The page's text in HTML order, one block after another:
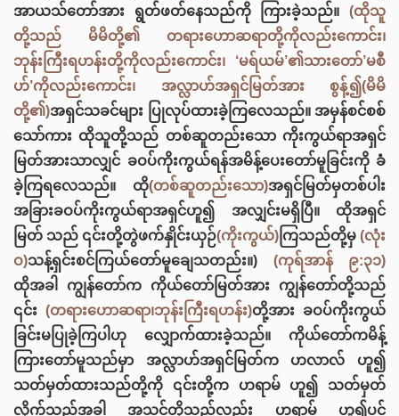
အာယသ်တော်အား ရွတ်ဖတ်နေသည်ကို ကြားခဲ့သည်။ (ထိုသူ
တို့သည် မိမိတို့၏ တရားဟောဆရာတို့ကိုလည်းကောင်း၊
ဘုန်းကြီးရဟန်းတို့ကိုလည်းကောင်း၊ ‘မရ်ယမ်’၏သားတော်’မစီ
ဟ်’ကိုလည်းကောင်း၊ အလ္လာဟ်အရှင်မြတ်အား စွန့်၍(မိမိ
တို့၏)အရှင်သခင်များ ပြုလုပ်ထားခဲ့ကြလေသည်။ အမှန်စင်စစ်
သော်ကား ထိုသူတို့သည် တစ်ဆူတည်းသော ကိုးကွယ်ရာအရှင်
မြတ်အားသာလျှင် ခဝပ်ကိုးကွယ်ရန်အမိန့်ပေးတော်မူခြင်းကို ခံ
ခဲ့ကြရလေသည်။ ထို(တစ်ဆူတည်းသော)အရှင်မြတ်မှတစ်ပါး
အခြားခဝပ်ကိုးကွယ်ရာအရှင်ဟူ၍ အလျှင်းမရှိပြီ။ ထိုအရှင်
မြတ် သည် ၎င်းတို့တွဲဖက်နှိုင်းယှဉ်(ကိုးကွယ်) ကြသည်တို့မှ (လုံး
ဝ)သန့်ရှင်းစင်ကြယ်တော်မူချေသတည်း။) (ကုရ်အာန် ၉:၃၁)
ထိုအခါ ကျွန်တော်က ကိုယ်တော်မြတ်အား ကျွန်တော်တို့သည်
၎င်း (တရားဟောဆရာ၊ဘုန်းကြီးရဟန်း)တို့အား ခဝပ်ကိုးကွယ်
ခြင်းမပြုခဲ့ကြပါဟု လျှောက်ထားခဲ့သည်။ ကိုယ်တော်ကမိန့်
ကြားတော်မူသည်မှာ အလ္လာဟ်အရှင်မြတ်က ဟလာလ် ဟူ၍
သတ်မှတ်ထားသည်တို့ကို ၎င်းတို့က ဟရာမ် ဟူ၍ သတ်မှတ်
လိုက်သည့်အခါ အသင်တို့သည်လည်း ဟရာမ် ဟူ၍ပင်